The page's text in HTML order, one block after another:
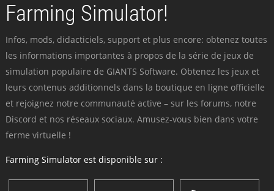
Farming Simulator!
Infos, mods, didacticiels, support et plus encore: obtenez toutes
les informations importantes à propos de la série de jeux de
simulation populaire de GIANTS Software. Obtenez les jeux et
leurs contenus additionnels dans la boutique en ligne officielle
et rejoignez notre communauté active – sur les forums, notre
Discord et nos réseaux sociaux. Amusez-vous bien dans votre
ferme virtuelle !
Farming Simulator est disponible sur :